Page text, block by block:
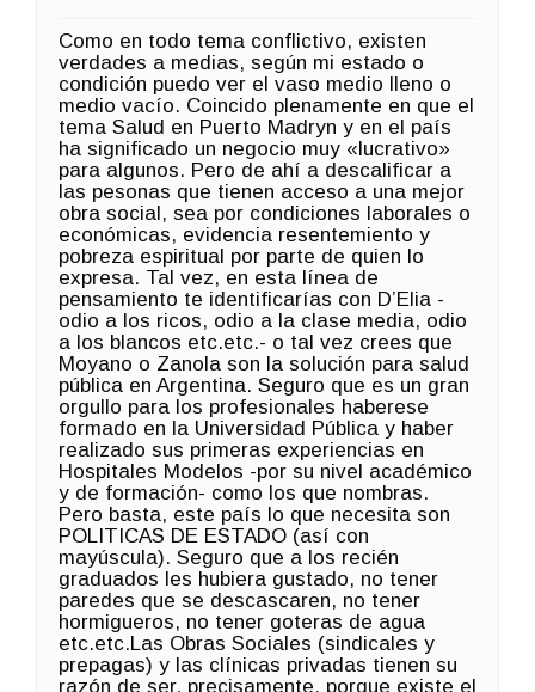
Como en todo tema conflictivo, existen
verdades a medias, según mi estado o
condición puedo ver el vaso medio lleno o
medio vacío. Coincido plenamente en que el
tema Salud en Puerto Madryn y en el país
ha significado un negocio muy «lucrativo»
para algunos. Pero de ahí a descalificar a
las pesonas que tienen acceso a una mejor
obra social, sea por condiciones laborales o
económicas, evidencia resentemiento y
pobreza espiritual por parte de quien lo
expresa. Tal vez, en esta línea de
pensamiento te identificarías con D’Elia -
odio a los ricos, odio a la clase media, odio
a los blancos etc.etc.- o tal vez crees que
Moyano o Zanola son la solución para salud
pública en Argentina. Seguro que es un gran
orgullo para los profesionales haberese
formado en la Universidad Pública y haber
realizado sus primeras experiencias en
Hospitales Modelos -por su nivel académico
y de formación- como los que nombras.
Pero basta, este país lo que necesita son
POLITICAS DE ESTADO (así con
mayúscula). Seguro que a los recién
graduados les hubiera gustado, no tener
paredes que se descascaren, no tener
hormigueros, no tener goteras de agua
etc.etc.Las Obras Sociales (sindicales y
prepagas) y las clínicas privadas tienen su
razón de ser, precisamente, porque existe el